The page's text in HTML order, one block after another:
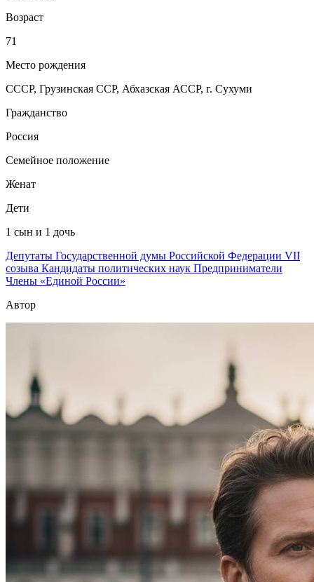
Возраст
71
Место рождения
СССР, Грузинская ССР, Абхазская АССР, г. Сухуми
Гражданство
Россия
Семейное положение
Женат
Дети
1 сын и 1 дочь
Депутаты Государственной думы Российской Федерации VII
созыва Кандидаты политических наук Предприниматели
Члены «Единой России»
Автор